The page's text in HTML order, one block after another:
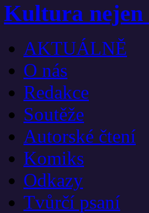
Kultura nejen
AKTUÁLNĚ
O nás
Redakce
Soutěže
Autorské čtení
Komiks
Odkazy
Tvůrčí psaní